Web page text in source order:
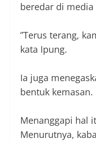
beredar di
‎”Terus terang,
kata Ipung.
‎Ia juga
bentuk
‎Menanggapi hal
Menurutnya,